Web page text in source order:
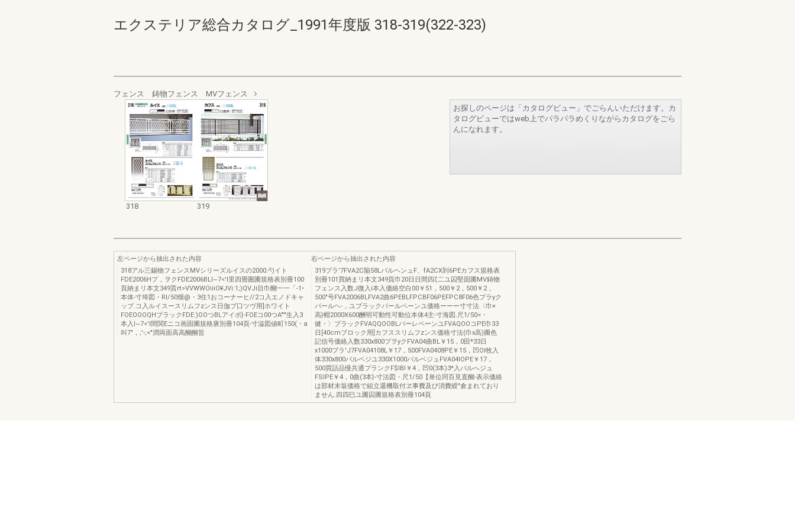
エクステリア総合カタログ_1991年度版 318-319(322-323)
フェンス 鋳物フェンス MVフェンス
318 319
お探しのページは「カタログビュー」でごらんいただけます。カ
タログビューではweb上でパラパラめくりながらカタログをごら
んになれます。
左ページから抽出された内容
318アル三錫物フェンスMVシリーズルイスの2000.勺イト
FDE2006Hプ，ヲクFDE2006BLI~7<'I里四畳圏圃規格表別冊100
頁納まリ本文349貰rt>VVWWOiiiO¥JVi:1;)QVJi目巾醐一一「-1•
本体-寸埠図・Rl/50畑@・3住1おコーナーヒ//2コ入エノドキャ
ップ.コ入ルイスースリムフzンス日伽ブ口ツヴ用]ホワイト
FOEOOOQHブラックFDE:)OOつBLアイポ}-FOEコ00つA"'"生入3
本入I~7<'I間関Eニコ画固圃規格褒別冊104頁-寸溢図値町150(・a
叫7"，;'-;<"潤両面高高醐醐旨
右ページから抽出された内容
319プラ'7FVA2C陥58LパルヘンュF、fA2CX到6PEカフス規格表
別冊101買納まリ本文349頁巾20日日間四ζ二ユ囚堅固圃MV鋳物
フェンス入数J微入i本入価絡空白00￥51，500￥2，500￥2，
500"号FVA2006BLFVA2曲6PEBLFPCBF06PEFPC8F06色プラγク
パールヘ-，ユブラックパールペーンユ価格ーーー寸寸法〈巾×
高}帽2000X600酬明可動性可動位本体4主-寸海図.尺1/50<・
健・〉ブラックFVAQQOOBLパーレペーンユFVAQOOコPE巾33
日[40cmブロック用]カフススリムフzンス価格寸法(巾x高)圃色
記信号価絡入数330x800プヲyクFVA04曲BL￥15，0田*33日
x1000ブラ'J7FVA04108L￥17，500FVA0408PE￥15，凹Ol牧入
体330x800パルベジユ330X1000パルベジュFVA04lOPE￥17，
500買話品慢共通プランクF$IBl￥4，凹0(3本)3*入パルへジュ
FSIPE￥4，0曲(3本}-寸法図・尺1/50【単位同百見直醐-表示価絡
は部材末翁価格で組立還機取付ヱ事費及び消費綬"倉まれており
ません.四四巳ユ圃囚圃規格表別冊104頁